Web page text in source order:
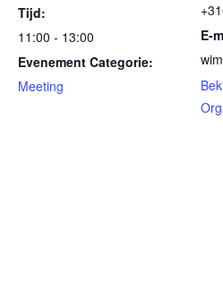
Tijd:
11:00 - 13:00
Evenement Categorie:
Meeting
E-